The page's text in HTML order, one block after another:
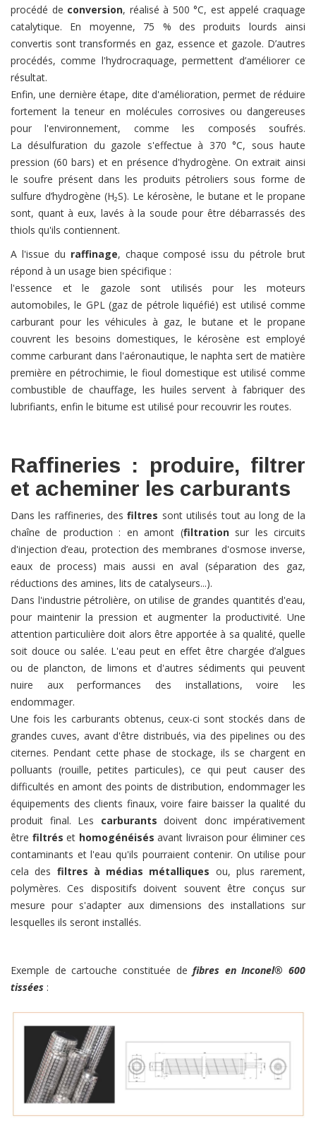
procédé de conversion, réalisé à 500 °C, est appelé craquage
catalytique. En moyenne, 75 % des produits lourds ainsi
convertis sont transformés en gaz, essence et gazole. D’autres
procédés, comme l'hydrocraquage, permettent d’améliorer ce
résultat.
Enfin, une dernière étape, dite d'amélioration, permet de réduire
fortement la teneur en molécules corrosives ou dangereuses
pour l'environnement, comme les composés soufrés.
La désulfuration du gazole s'effectue à 370 °C, sous haute
pression (60 bars) et en présence d'hydrogène. On extrait ainsi
le soufre présent dans les produits pétroliers sous forme de
sulfure d’hydrogène (H₂S). Le kérosène, le butane et le propane
sont, quant à eux, lavés à la soude pour être débarrassés des
thiols qu'ils contiennent.
A l'issue du raffinage, chaque composé issu du pétrole brut
répond à un usage bien spécifique :
l'essence et le gazole sont utilisés pour les moteurs
automobiles, le GPL (gaz de pétrole liquéfié) est utilisé comme
carburant pour les véhicules à gaz, le butane et le propane
couvrent les besoins domestiques, le kérosène est employé
comme carburant dans l'aéronautique, le naphta sert de matière
première en pétrochimie, le fioul domestique est utilisé comme
combustible de chauffage, les huiles servent à fabriquer des
lubrifiants, enfin le bitume est utilisé pour recouvrir les routes.
Raffineries : produire, filtrer
et acheminer les carburants
Dans les raffineries, desfiltres sont utilisés tout au long de la
chaîne de production : en amont (filtrationsur les circuits
d'injection d’eau, protection des membranes d'osmose inverse,
eaux de process) mais aussi en aval (séparation des gaz,
réductions des amines, lits de catalyseurs...).
Dans l'industrie pétrolière, on utilise de grandes quantités d'eau,
pour maintenir la pression et augmenter la productivité. Une
attention particulière doit alors être apportée à sa qualité, quelle
soit douce ou salée. L'eau peut en effet être chargée d’algues
ou de plancton, de limons et d'autres sédiments qui peuvent
nuire aux performances des installations, voire les
endommager.
Une fois les carburants obtenus, ceux-ci sont stockés dans de
grandes cuves, avant d'être distribués, via des pipelines ou des
citernes. Pendant cette phase de stockage, ils se chargent en
polluants (rouille, petites particules), ce qui peut causer des
difficultés en amont des points de distribution, endommager les
équipements des clients finaux, voire faire baisser la qualité du
produit final. Les carburants doivent donc impérativement
être filtrés et homogénéisés avant livraison pour éliminer ces
contaminants et l'eau qu'ils pourraient contenir. On utilise pour
cela des filtres à médias métalliques ou, plus rarement,
polymères. Ces dispositifs doivent souvent être conçus sur
mesure pour s'adapter aux dimensions des installations sur
lesquelles ils seront installés.
Exemple de cartouche constituée de fibres en Inconel® 600
tissées :